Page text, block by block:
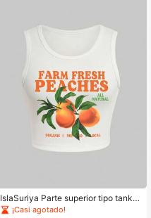
IslaSuriya Parte superior tipo tank c
asual de verano naranja/con estam
¡Casi agotado!